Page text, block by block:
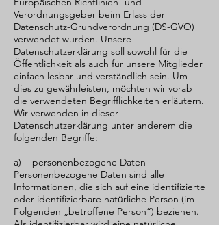
Verordnungsgeber beim Erlass der
Datenschutz-Grundverordnung (DS-GVO)
verwendet wurden. Unsere
Datenschutzerklärung soll sowohl für die
Öffentlichkeit als auch für unsere Mitglieder
einfach lesbar und verständlich sein. Um
dies zu gewährleisten, möchten wir vorab
die verwendeten Begrifflichkeiten erläutern.
Wir verwenden in dieser
Datenschutzerklärung unter anderem die
folgenden Begriffe:
a) personenbezogene Daten
Personenbezogene Daten sind alle
Informationen, die sich auf eine identifizierte
oder identifizierbare natürliche Person (im
Folgenden „betroffene Person“) beziehen.